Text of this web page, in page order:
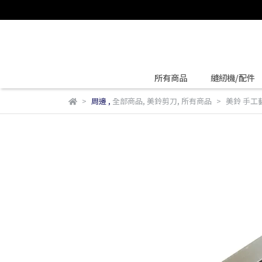
所有商品 縫紉機/配件
周邊 , 全部商品, 美鈴剪刀, 所有商品 美鈴 手工